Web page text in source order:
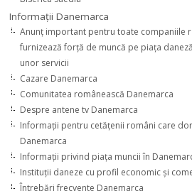
Informaţii Danemarca
Anunţ important pentru toate companiile
furnizează forţă de muncă pe piaţa
unor servicii
Cazare Danemarca
Comunitatea românească Danemarca
Despre antene tv Danemarca
Informaţii pentru cetăţenii români care
Danemarca
Informaţii privind piaţa muncii în
Instituţii daneze cu profil economic şi
Întrebări frecvente Danemarca